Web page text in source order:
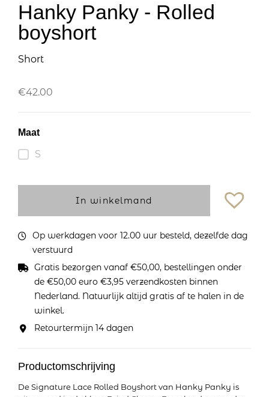
Hanky Panky - Rolled
boyshort
Short
€42.00
Maat
S
In winkelmand
Op werkdagen voor 12.00 uur besteld, dezelfde dag
verstuurd
Gratis bezorgen vanaf €50,00, bestellingen onder
de €50,00 euro €3,95 verzendkosten binnen
Nederland. Natuurlijk altijd gratis af te halen in de
winkel.
Retourtermijn 14 dagen
Productomschrijving
De Signature Lace Rolled Boyshort van Hanky Panky is